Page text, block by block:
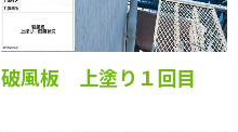
破風板 上塗り１回目